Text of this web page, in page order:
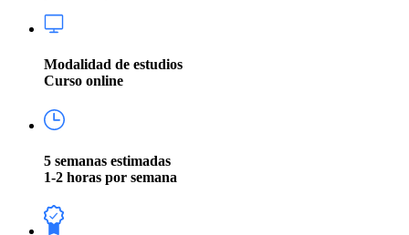
Modalidad de estudios
Curso online
5 semanas estimadas
1-2 horas por semana